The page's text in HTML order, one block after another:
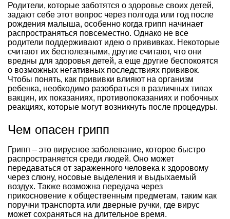
Родители, которые заботятся о здоровье своих детей,
задают себе этот вопрос через полгода или год после
рождения малыша, особенно когда грипп начинает
распространяться повсеместно. Однако не все
родители поддерживают идею о прививках. Некоторые
считают их бесполезными, другие считают, что они
вредны для здоровья детей, а еще другие беспокоятся
о возможных негативных последствиях прививок.
Чтобы понять, как прививки влияют на организм
ребенка, необходимо разобраться в различных типах
вакцин, их показаниях, противопоказаниях и побочных
реакциях, которые могут возникнуть после процедуры.
Чем опасен грипп
Грипп – это вирусное заболевание, которое быстро
распространяется среди людей. Оно может
передаваться от зараженного человека к здоровому
через слюну, носовые выделения и выдыхаемый
воздух. Также возможна передача через
прикосновение к общественным предметам, таким как
поручни транспорта или дверные ручки, где вирус
может сохраняться на длительное время.